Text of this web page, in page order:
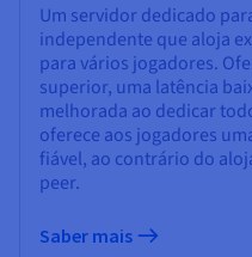
Um servidor dedicado
independente que aloja
para vários jogadores.
superior, uma latência
melhorada ao dedicar
oferece aos jogadores
fiável, ao contrário do
peer.
Saber mais